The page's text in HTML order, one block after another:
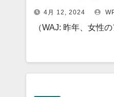
4月 12, 2024
（WAJ: 昨年、女性